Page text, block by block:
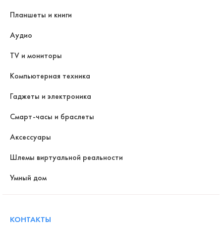
Планшеты и книги
Аудио
TV и мониторы
Компьютерная техника
Гаджеты и электроника
Смарт-часы и браслеты
Аксессуары
Шлемы виртуальной реальности
Умный дом
КОНТАКТЫ